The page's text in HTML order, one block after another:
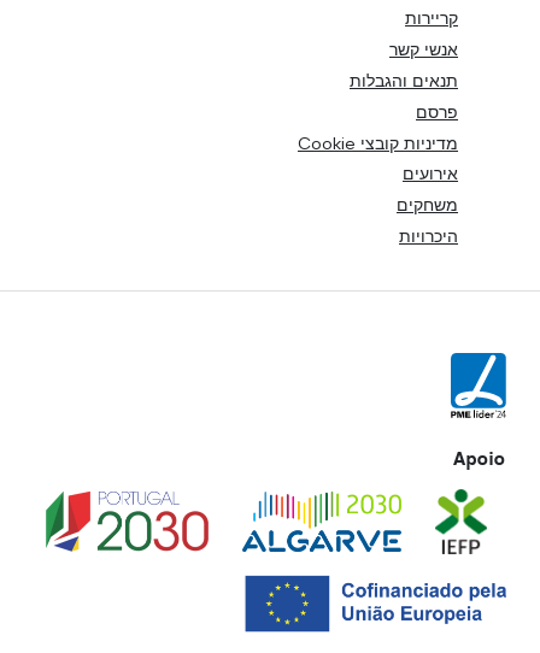
קריירות
אנשי קשר
תנאים והגבלות
פרסם
מדיניות קובצי Cookie
אירועים
משחקים
היכרויות
Apoio